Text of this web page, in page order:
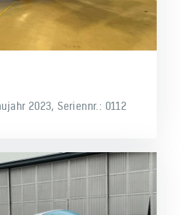
2023, Seriennr.: 0112